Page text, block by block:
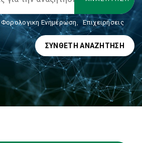
Φορολογικη Ενημέρωση, Επιχειρήσεις
ΣΎΝΘΕΤΗ ΑΝΑΖΉΤΗΣΗ